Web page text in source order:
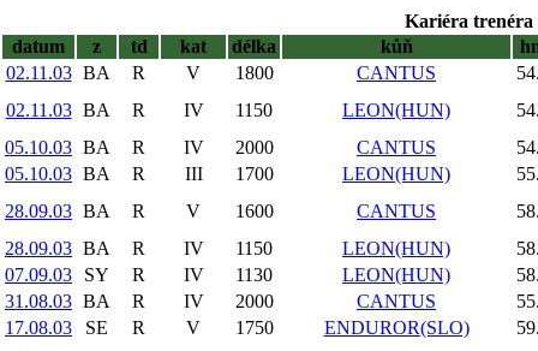
Kariéra trenéra
datum
z td kat délka kůň
02.11.03 BA R V 1800 CANTUS
02.11.03 BA R IV 1150 LEON(HUN)
05.10.03 BA R IV 2000 CANTUS
05.10.03 BA R III 1700 LEON(HUN)
28.09.03 BA R V 1600 CANTUS
28.09.03 BA R IV 1150 LEON(HUN)
07.09.03
SY R IV 1130 LEON(HUN)
31.08.03 BA R IV 2000 CANTUS
17.08.03
SE R V 1750 ENDUROR(SLO)